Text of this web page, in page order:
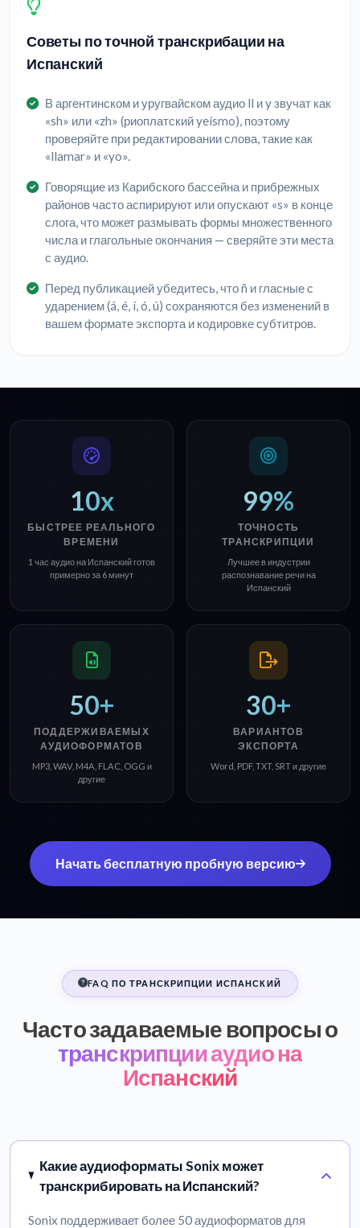
Советы по точной транскрибации на
Испанский
В аргентинском и уругвайском аудио ll и y звучат как
«sh» или «zh» (риоплатский yeísmo), поэтому
проверяйте при редактировании слова, такие как
«llamar» и «yo».
Говорящие из Карибского бассейна и прибрежных
районов часто аспирируют или опускают «s» в конце
слога, что может размывать формы множественного
числа и глагольные окончания — сверяйте эти места
с аудио.
Перед публикацией убедитесь, что ñ и гласные с
ударением (á, é, í, ó, ú) сохраняются без изменений в
вашем формате экспорта и кодировке субтитров.
10x
БЫСТРЕЕ РЕАЛЬНОГО
ВРЕМЕНИ
1 час аудио на Испанский готов
примерно за 6 минут
99%
ТОЧНОСТЬ
ТРАНСКРИПЦИИ
Лучшее в индустрии
распознавание речи на
Испанский
50+
ПОДДЕРЖИВАЕМЫХ
АУДИОФОРМАТОВ
MP3, WAV, M4A, FLAC, OGG и
другие
30+
ВАРИАНТОВ
ЭКСПОРТА
Word, PDF, TXT, SRT и другие
Начать бесплатную пробную версию
FAQ ПО ТРАНСКРИПЦИИ ИСПАНСКИЙ
Часто задаваемые вопросы о
транскрипции аудио на
Испанский
Какие аудиоформаты Sonix может
транскрибировать на Испанский?
Sonix поддерживает более 50 аудиоформатов для